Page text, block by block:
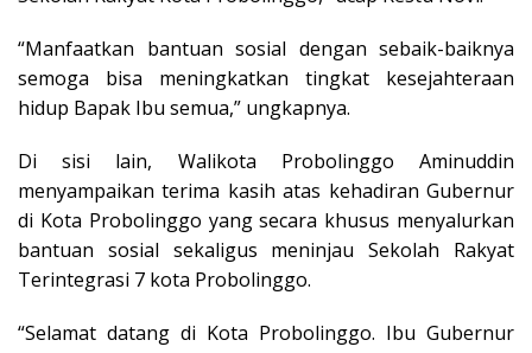
“Manfaatkan bantuan sosial dengan sebaik-baiknya
semoga bisa meningkatkan tingkat kesejahteraan
hidup Bapak Ibu semua,” ungkapnya.
Di sisi lain, Walikota Probolinggo Aminuddin
menyampaikan terima kasih atas kehadiran Gubernur
di Kota Probolinggo yang secara khusus menyalurkan
bantuan sosial sekaligus meninjau Sekolah Rakyat
Terintegrasi 7 kota Probolinggo.
“Selamat datang di Kota Probolinggo. Ibu Gubernur